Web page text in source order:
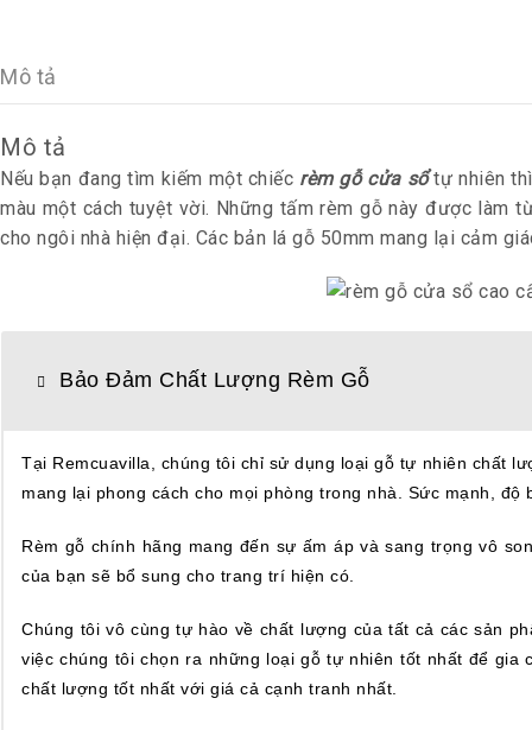
Mô tả
Mô tả
Nếu bạn đang tìm kiếm một chiếc rèm gỗ cửa sổtự nhiên
màu một cách tuyệt vời. Những tấm rèm gỗ này được làm
cho ngôi nhà hiện đại. Các bản lá gỗ 50mm mang lại cảm
Bảo Đảm Chất Lượng Rèm Gỗ
Tại Remcuavilla, chúng tôi chỉ sử dụng loại gỗ tự nhiên chất
mang lại phong cách cho mọi phòng trong nhà. Sức mạnh,
Rèm gỗ chính hãng mang đến sự ấm áp và sang trọng vô
của bạn sẽ bổ sung cho trang trí hiện có.
Chúng tôi vô cùng tự hào về chất lượng của tất cả các sản
việc chúng tôi chọn ra những loại gỗ tự nhiên tốt nhất để gia
chất lượng tốt nhất với giá cả cạnh tranh nhất.